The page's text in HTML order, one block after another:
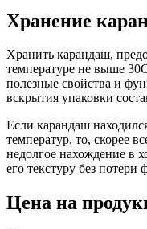
Хранение
Хранить карандаш,
температуре не выше
полезные свойства и
вскрытия упаковки
Если карандаш
температур, то, скорее
недолгое нахождение в
его текстуру без потери
Цена на